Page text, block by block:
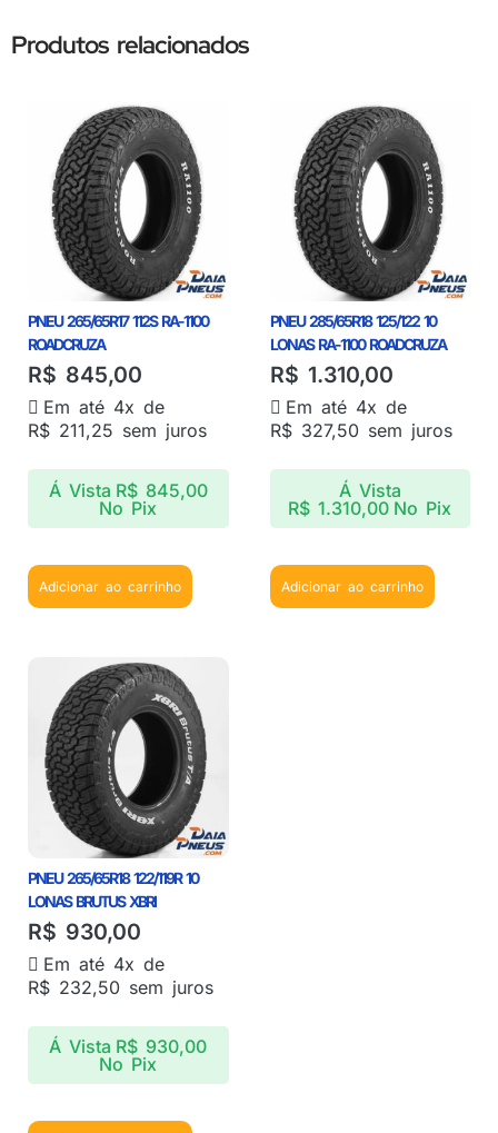
Produtos relacionados
PNEU 265/65R17 112S RA-1100
ROADCRUZA
R$ 845,00
Em até 4x de
R$ 211,25 sem juros
Á Vista R$845,00
No Pix
Adicionar ao carrinho
PNEU 285/65R18 125/122 10
LONAS RA-1100 ROADCRUZA
R$ 1.310,00
Em até 4x de
R$327,50 sem juros
Á Vista
R$ 1.310,00 No Pix
Adicionar ao carrinho
PNEU 265/65R18 122/119R 10
LONAS BRUTUS XBRI
R$ 930,00
Em até 4x de
R$ 232,50 sem juros
Á Vista R$ 930,00
No Pix